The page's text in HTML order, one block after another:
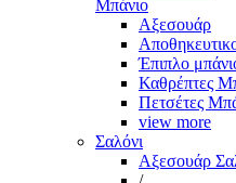
Μπάνιο
Αξεσουάρ
Έπιπλο
Καθρέπτες
Πετσέτες
view more
Σαλόνι
Αξεσουάρ